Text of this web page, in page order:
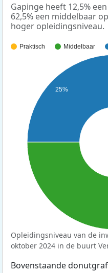
Gapinge heeft 12,5%
62,5% een middelbaar
hoger opleidingsniveau.
Praktisch Middelbaar
25%
Opleidingsniveau van de
oktober 2024 in de buurt
Bovenstaande